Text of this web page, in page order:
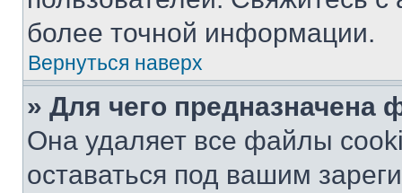
более точной информации.
Вернуться наверх
» Для чего предназначена
Она удаляет все файлы
оставаться под вашим